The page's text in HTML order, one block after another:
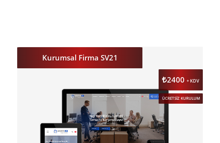
ÖNİZLE
Kurumsal Firma SV21
2400 + KDV
ÜCRETSİZ KURULUM